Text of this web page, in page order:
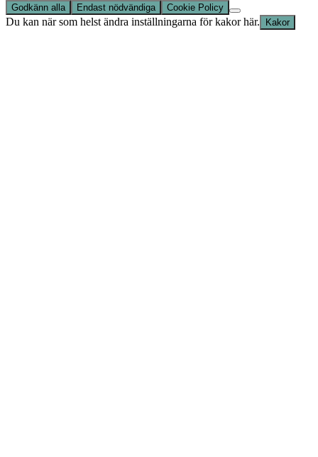
Godkänn alla Endast nödvändiga Cookie Policy
Du kan när som helst ändra inställningarna för kakor här. Kakor